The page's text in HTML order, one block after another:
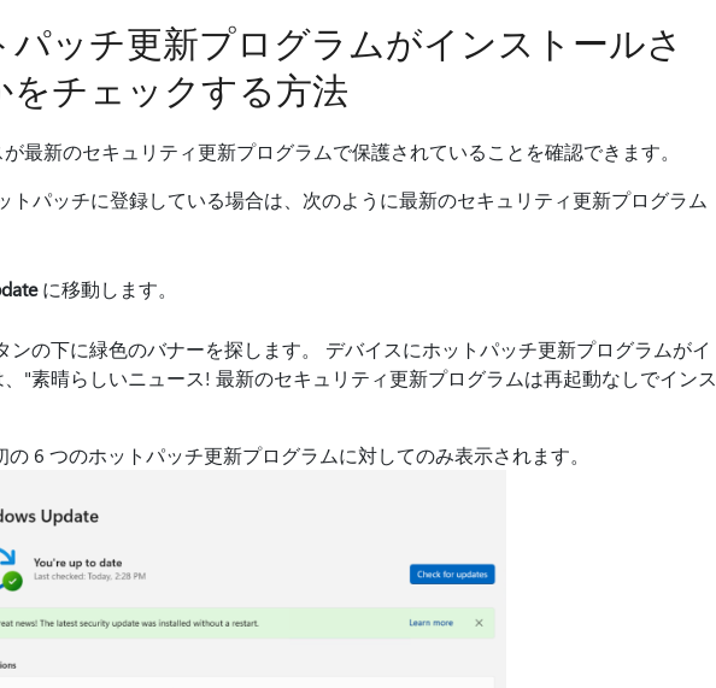
ッチ更新プログラムがインストールさ
チェックする方法
最新のセキュリティ更新プログラムで保護されていることを確認できます。
トパッチに登録している場合は、次のように最新のセキュリティ更新プログラム
に移動します。
ンの下に緑色のバナーを探します。 デバイスにホットパッチ更新プログラムがイ
"素晴らしいニュース! 最新のセキュリティ更新プログラムは再起動なしでインス
6 つのホットパッチ更新プログラムに対してのみ表示されます。